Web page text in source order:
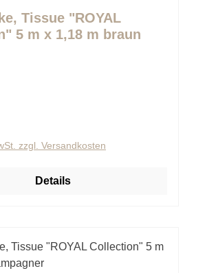
Tissue "ROYAL
5 m x 1,18 m braun
zzgl. Versandkosten
Details